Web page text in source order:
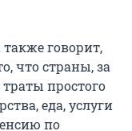
говорит,
что страны, за
простого
еда, услуги
по